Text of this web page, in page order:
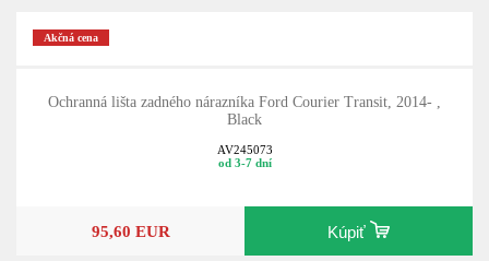
Akčná cena
Ochranná lišta zadného nárazníka Ford Courier Transit, 2014- ,
Black
AV245073
od 3-7 dní
95,60 EUR Kúpiť